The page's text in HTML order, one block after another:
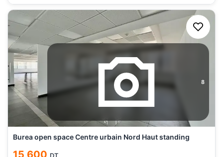
8
Burea open space Centre urbain Nord Haut standing
15 600 DT